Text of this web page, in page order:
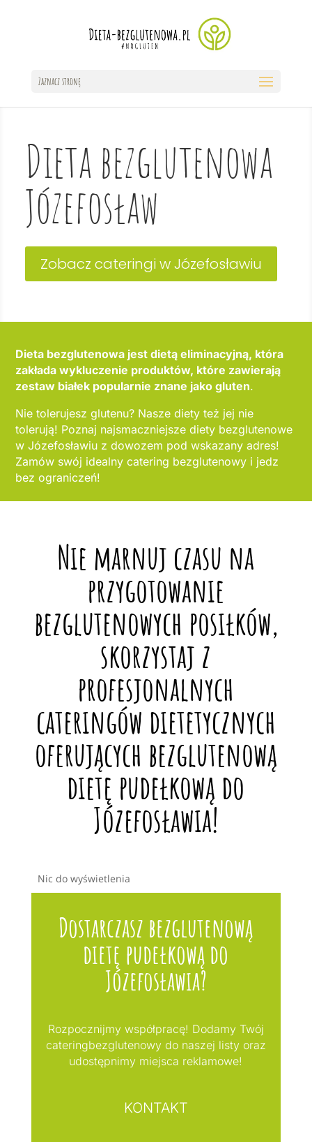
Zaznacz stronę
Dieta bezglutenowa
Józefosław
Zobacz cateringi w Józefosławiu
Dieta bezglutenowa jest dietą eliminacyjną, która
zakłada wykluczenie produktów, które zawierają
zestaw białek popularnie znane jako gluten.
Nie tolerujesz glutenu? Nasze diety też jej nie
tolerują! Poznaj najsmaczniejsze diety bezglutenowe
w Józefosławiu z dowozem pod wskazany adres!
Zamów swój idealny catering bezglutenowy i jedz
bez ograniczeń!
Nie marnuj czasu na
przygotowanie
bezglutenowych posiłków,
skorzystaj z
profesjonalnych
cateringów dietetycznych
oferujących bezglutenową
dietę pudełkową do
Józefosławia!
Nic do wyświetlenia
Dostarczasz bezglutenową
dietę pudełkową do
Józefosławia?
Rozpocznijmy współpracę! Dodamy Twój
cateringbezglutenowy do naszej listy oraz
udostępnimy miejsca reklamowe!
KONTAKT